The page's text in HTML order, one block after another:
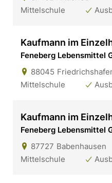
Mittelschule
Kaufmann im
Feneberg Lebensmittel
88045
Mittelschule
Kaufmann im
Feneberg Lebensmittel
87727 Babenhausen
Mittelschule